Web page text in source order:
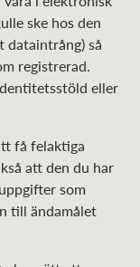
ske hos den
dataintrång) så
registrerad.
eller
få felaktiga
att den du har
som
till ändamålet